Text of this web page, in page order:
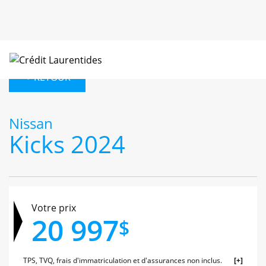
< RETOUR
Nissan
Kicks 2024
Votre prix
20 997$
TPS, TVQ, frais d'immatriculation et d'assurances non inclus.